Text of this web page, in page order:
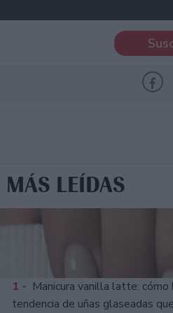
MÁS LEÍDAS
1 - Manicura vanilla latte:
tendencia de uñas glaseadas